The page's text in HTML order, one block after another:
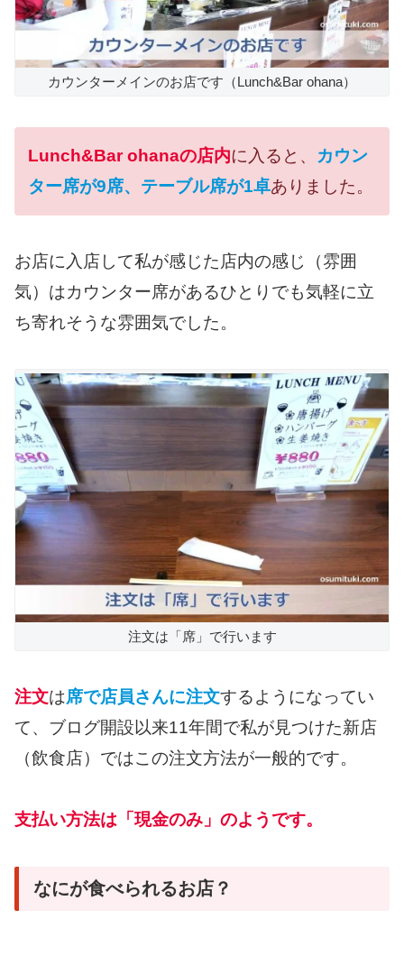
カウンターメインのお店です（Lunch&Bar ohana）
Lunch&Bar ohanaの店内に入ると、 カウン
ター席が9席、テーブル席が1卓ありました。
お店に入店して私が感じた店内の感じ（雰囲
気）はカウンター席があるひとりでも気軽に立
ち寄れそうな雰囲気でした。
注文は「席」で行います
注文は席で店員さんに注文するようになってい
て、ブログ開設以来11年間で私が見つけた新店
（飲食店）ではこの注文方法が一般的です。
支払い方法は「現金のみ」のようです。
なにが食べられるお店？